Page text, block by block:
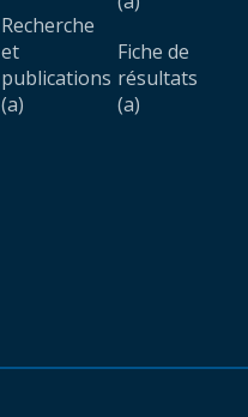
Recherche
et
publications
(a)
Fiche de
résultats
(a)